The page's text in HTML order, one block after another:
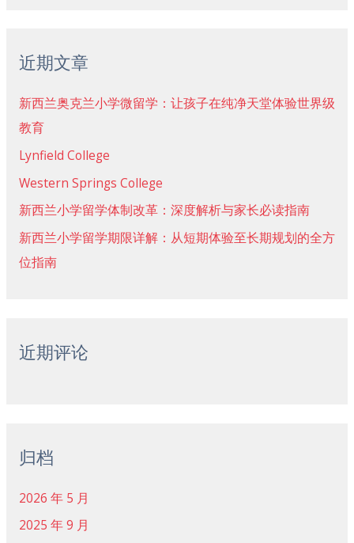
近期文章
新西兰奥克兰小学微留学：让孩子在纯净天堂体验世界级
教育
Lynfield College
Western Springs College
新西兰小学留学体制改革：深度解析与家长必读指南
新西兰小学留学期限详解：从短期体验至长期规划的全方
位指南
近期评论
归档
2026 年 5 月
2025 年 9 月